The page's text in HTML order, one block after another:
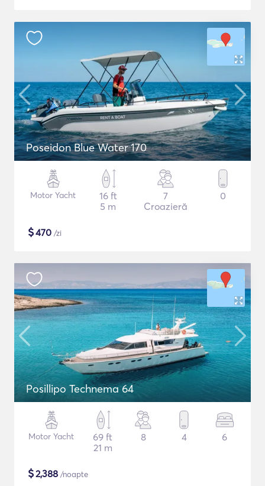
Poseidon Blue Water 170
Motor Yacht
16 ft
5 m
7
Croazieră
0
$470 /zi
Posillipo Technema 64
Motor Yacht
69 ft
21 m
8 4 6
$2,388 /noapte